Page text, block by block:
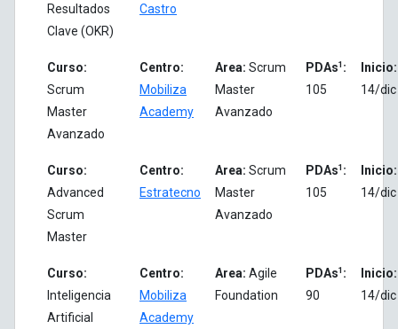
Resultados
Clave (OKR)
Castro
Curso:
Scrum
Master
Avanzado
Centro:
Mobiliza
Academy
Area: Scrum
Master
Avanzado
PDAs1 :
105
Inicio:
14/dic
Curso:
Advanced
Scrum
Master
Centro:
Estratecno
Area: Scrum
Master
Avanzado
PDAs1 :
105
Inicio:
14/dic
Curso:
Inteligencia
Artificial
Centro:
Mobiliza
Academy
Area: Agile
Foundation
PDAs1 :
90
Inicio:
14/dic